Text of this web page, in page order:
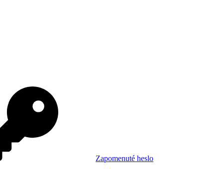
Zapomenuté heslo